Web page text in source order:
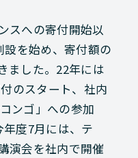
スへの寄付開始以
を始め、寄付額の
ました。22年には
のスタート、社内
ンゴ」への参加
度7月には、テ
演会を社内で開催